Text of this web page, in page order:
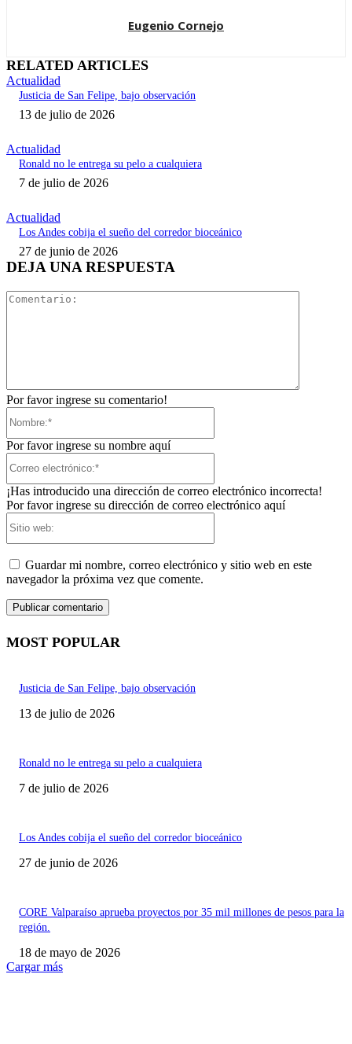
Eugenio Cornejo
RELATED ARTICLES
Actualidad
Justicia de San Felipe, bajo observación
13 de julio de 2026
Actualidad
Ronald no le entrega su pelo a cualquiera
7 de julio de 2026
Actualidad
Los Andes cobija el sueño del corredor bioceánico
27 de junio de 2026
DEJA UNA RESPUESTA
Por favor ingrese su comentario!
Por favor ingrese su nombre aquí
¡Has introducido una dirección de correo electrónico incorrecta!
Por favor ingrese su dirección de correo electrónico aquí
Guardar mi nombre, correo electrónico y sitio web en este
navegador la próxima vez que comente.
MOST POPULAR
Justicia de San Felipe, bajo observación
13 de julio de 2026
Ronald no le entrega su pelo a cualquiera
7 de julio de 2026
Los Andes cobija el sueño del corredor bioceánico
27 de junio de 2026
CORE Valparaíso aprueba proyectos por 35 mil millones de pesos para la
región.
18 de mayo de 2026
Cargar más